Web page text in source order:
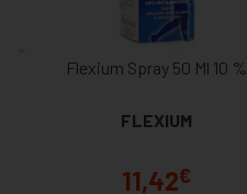
Flexium Spray 50 Ml 10 %
FLEXIUM
11,42€